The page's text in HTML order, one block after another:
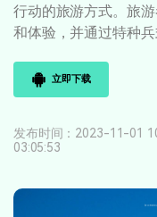
加入我们
帮助中心
客服热
AI 文本转视频 NEW
AI 绘画
声音
政企服务
专业创作人群
使用教程
文章资讯
帮助中心
产品信息
登录
行动的旅游方式。旅
和体验，并通过特种兵
立即下载
发布时间：2023-11-01
03:05:53